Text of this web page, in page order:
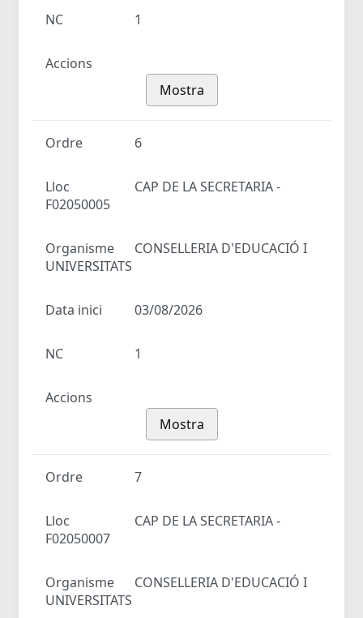
NC 1
Accions
Mostra
Ordre 6
Lloc
CAP DE LA SECRETARIA -
F02050005
Organisme
CONSELLERIA D'EDUCACIÓ I
UNIVERSITATS
Data inici 03/08/2026
NC 1
Accions
Mostra
Ordre 7
Lloc
CAP DE LA SECRETARIA -
F02050007
Organisme
CONSELLERIA D'EDUCACIÓ I
UNIVERSITATS